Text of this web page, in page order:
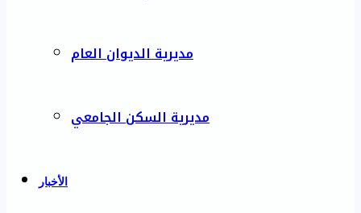
مديرية الديوان العام
مديرية السكن الجامعي
الأخبار